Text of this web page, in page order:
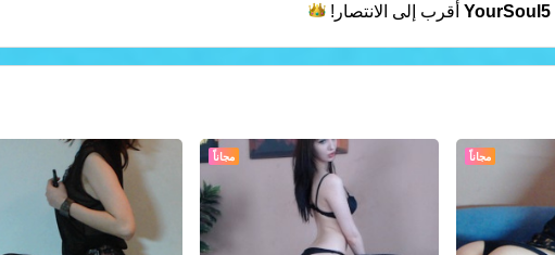
YourSoul5 أقرب إلى الانتصار!
مجاناً مجاناً